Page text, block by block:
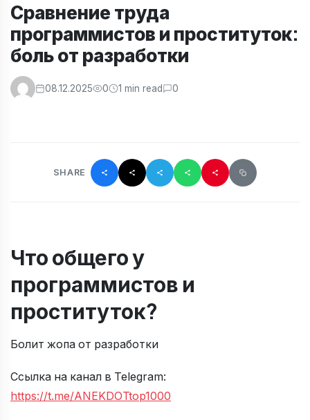
Сравнение труда
программистов и проституток:
боль от разработки
08.12.2025 0 1 min read 0
SHARE
Что общего у
программистов и
проституток?
Болит жопа от разработки
Ссылка на канал в Telegram:
https://t.me/ANEKDOTtop1000